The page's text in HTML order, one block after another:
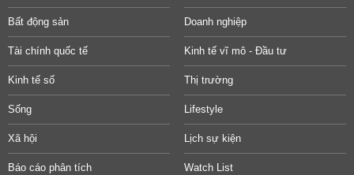
Bất động sản Doanh nghiệp
Tài chính quốc tế Kinh tế vĩ mô - Đầu tư
Kinh tế số Thị trường
Sống Lifestyle
Xã hội Lịch sự kiện
Báo cáo phân tích Watch List